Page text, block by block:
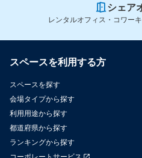
シェア
レンタルオフィス・コワー
スペースを利用する方
スペースを探す
会場タイプから探す
利用用途から探す
都道府県から探す
ランキングから探す